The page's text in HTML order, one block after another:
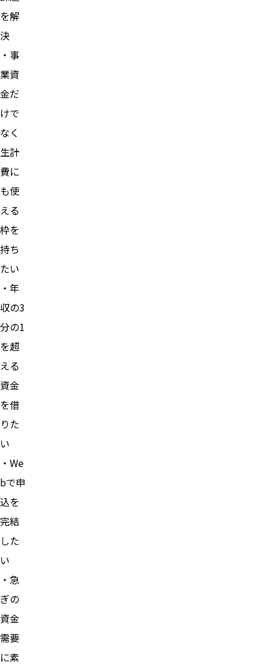
を解
決
・事
業資
金だ
けで
なく
生計
費に
も使
える
枠を
持ち
たい
・年
収の3
分の1
を超
える
資金
を借
りた
い
・We
bで申
込を
完結
した
い
・急
ぎの
資金
需要
に素